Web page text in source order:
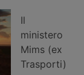
Il
ministero
Mims (ex
Trasporti)